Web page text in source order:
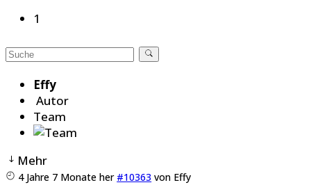
1
Effy
Autor
Team
Mehr
4 Jahre 7 Monate her #10363 von Effy